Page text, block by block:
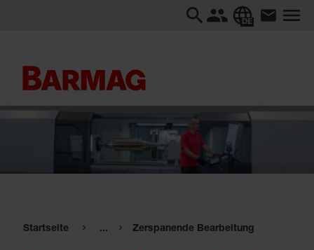
DE
Startseite ... Zerspanende Bearbeitung